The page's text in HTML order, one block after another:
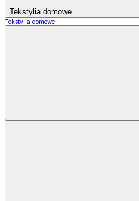
Tekstylia domowe
Tekstylia domowe